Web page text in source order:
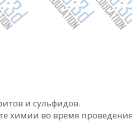
и сульфидов.
химии во время